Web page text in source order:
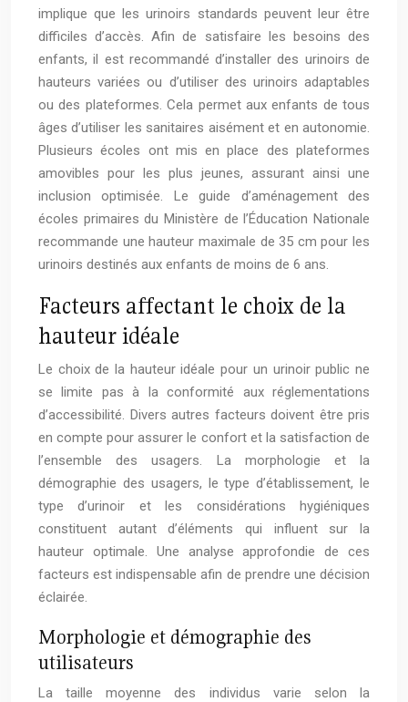
implique que les urinoirs standards peuvent leur être
difficiles d’accès. Afin de satisfaire les besoins des
enfants, il est recommandé d’installer des urinoirs de
hauteurs variées ou d’utiliser des urinoirs adaptables
ou des plateformes. Cela permet aux enfants de tous
âges d’utiliser les sanitaires aisément et en autonomie.
Plusieurs écoles ont mis en place des plateformes
amovibles pour les plus jeunes, assurant ainsi une
inclusion optimisée. Le guide d’aménagement des
écoles primaires du Ministère de l’Éducation Nationale
recommande une hauteur maximale de 35 cm pour les
urinoirs destinés aux enfants de moins de 6 ans.
Facteurs affectant le choix de la
hauteur idéale
Le choix de la hauteur idéale pour un urinoir public ne
se limite pas à la conformité aux réglementations
d’accessibilité. Divers autres facteurs doivent être pris
en compte pour assurer le confort et la satisfaction de
l’ensemble des usagers. La morphologie et la
démographie des usagers, le type d’établissement, le
type d’urinoir et les considérations hygiéniques
constituent autant d’éléments qui influent sur la
hauteur optimale. Une analyse approfondie de ces
facteurs est indispensable afin de prendre une décision
éclairée.
Morphologie et démographie des
utilisateurs
La taille moyenne des individus varie selon la